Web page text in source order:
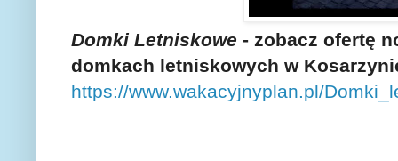
Domki Letniskowe - zobacz ofertę
domkach letniskowych w
https://www.wakacyjnyplan.pl/